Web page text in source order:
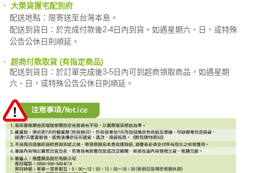
‧ 大榮貨運宅配到府
配送地點：限寄送至台灣本島。
配送到貨日：於完成付款後2-4日內到貨。如遇星期六、日，或特殊
公告公休日則順延。
‧ 超商付款取貨 (有指定商品)
配送到貨日：於訂單完成後3-5日內可到超商領取商品，如遇星期
六、日，或特殊公告公休日則順延。